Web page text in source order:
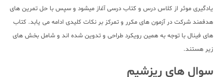
یادگیری موثر از کلاس درس و کتاب درسی آغاز میشود و سپس با حل تمرین های
هدفمند شرکت در آزمون های مکرر و تمرکز بر نکات کلیدی ادامه می یابد. کتاب
های فینال با توجه به همین رویکرد طراحی و تدوین شده اند و شامل بخش های
زیر هستند.
سوال های ریزشیم